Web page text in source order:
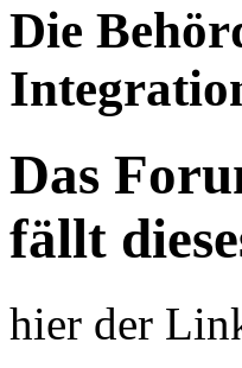
Die
Das
fällt
hier der